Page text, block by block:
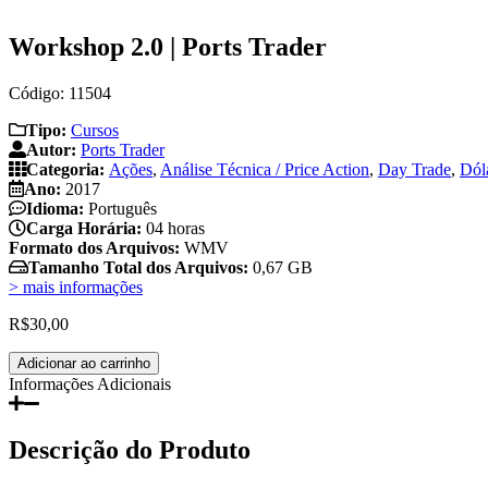
Workshop 2.0 | Ports Trader
Código: 11504
Tipo: Cursos
Autor: Ports Trader
Categoria: Ações, Análise Técnica / Price Action, Day Trade,
Ano: 2017
Idioma: Português
Carga Horária: 04 horas
Formato dos Arquivos: WMV
Tamanho Total dos Arquivos: 0,67 GB
> mais informações
R$30,00
Workshop
2.0
|
Trader
quantidade
Adicionar ao carrinho
Informações Adicionais
Descrição do Produto